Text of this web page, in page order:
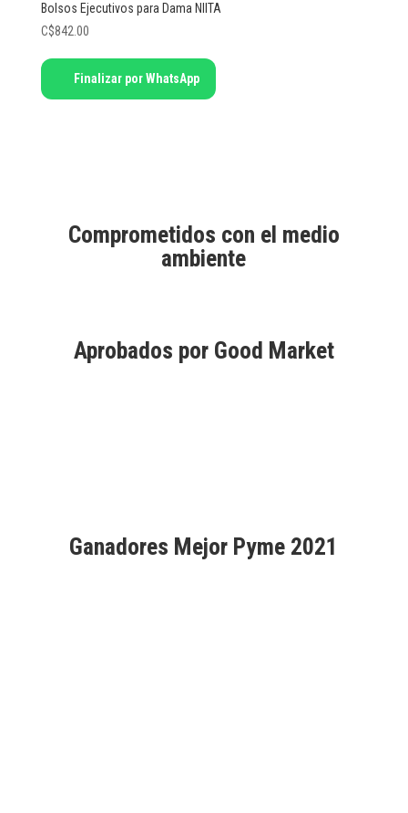
Bolsos Ejecutivos para Dama NIITA
C$842.00
Finalizar por WhatsApp
Comprometidos con el medio
ambiente
Aprobados por Good Market
Ganadores Mejor Pyme 2021